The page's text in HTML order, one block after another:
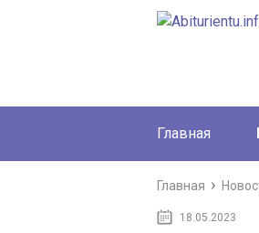
Главная
Главная
18.05.2023